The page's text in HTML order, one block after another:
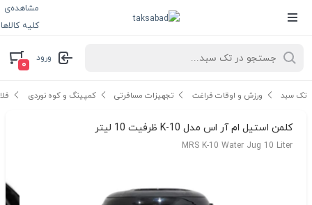
مشاهده‌ی
کلیه کالاها
ورود
۰
تک سبد ورزش و اوقات فراغت تجهیزات مسافرتی کمپینگ و کوه نوردی
کلمن استیل ام آر اس مدل K-10 ظرفیت 10 لیتر
MRS K-10 Water Jug 10 Liter